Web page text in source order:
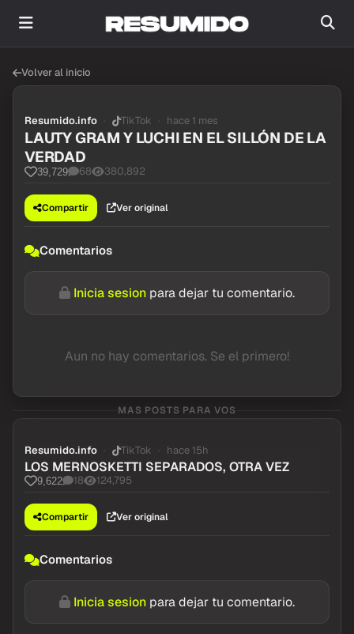
Volver al inicio
Resumido.info TikTok hace 1 mes
LAUTY GRAM Y LUCHI EN EL SILLÓN DE LA
VERDAD
39,729 68 380,892
Compartir Ver original
Comentarios
Inicia sesion para dejar tu comentario.
Aun no hay comentarios. Se el primero!
MAS POSTS PARA VOS
Resumido.info TikTok hace 15h
LOS MERNOSKETTI SEPARADOS, OTRA VEZ
9,622 18 124,795
Compartir Ver original
Comentarios
Inicia sesion para dejar tu comentario.